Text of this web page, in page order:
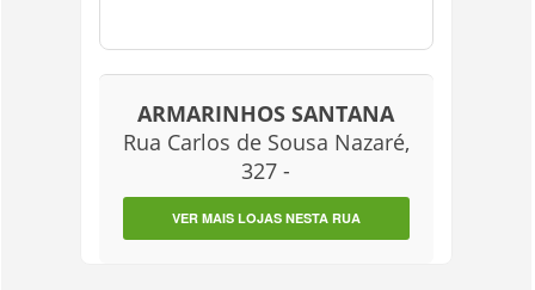
ARMARINHOS SANTANA
Rua Carlos de Sousa Nazaré,
327 -
VER MAIS LOJAS NESTA RUA